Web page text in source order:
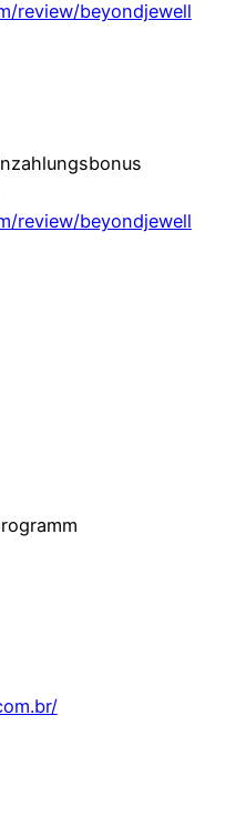
review/beyondjewell
review/beyondjewell